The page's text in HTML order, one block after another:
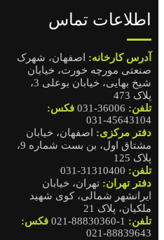
اطلاعات تماس
آدرس کارخانه: اصفهان، شهرک
صنعتی مورچه خورت، خیابان
شیخ بهایی، خیابان بوعلی 3،
پلاک 473
تلفن:
فکس:
45643104-031
دفتر مرکزی: اصفهان، خیابان
مشتاق اول، بن بست شماره 9،
پلاک 125
تلفن:
دفتر تهران: تهران، خیابان
ایرانشهر شمالی، کوی شهید
ملکیان، پلاک 21
تلفن:
فکس:
88839643-021